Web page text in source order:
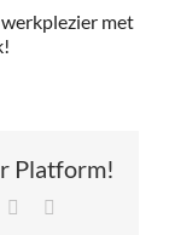
met
Platform!
Xing